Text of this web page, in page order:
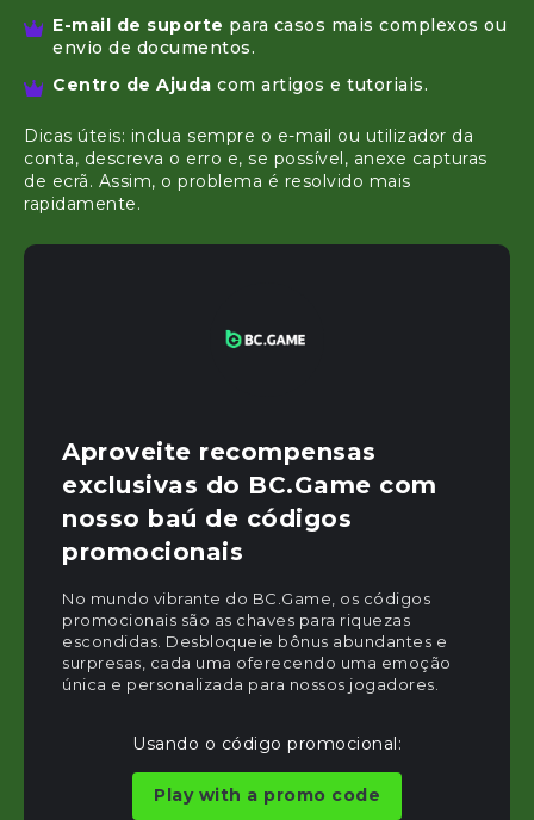
E-mail de suporte para casos mais complexos ou
envio de documentos.
Centro de Ajuda com artigos e tutoriais.
Dicas úteis: inclua sempre o e-mail ou utilizador da
conta, descreva o erro e, se possível, anexe capturas
de ecrã. Assim, o problema é resolvido mais
rapidamente.
Aproveite recompensas
exclusivas do BC.Game com
nosso baú de códigos
promocionais
No mundo vibrante do BC.Game, os códigos
promocionais são as chaves para riquezas
escondidas. Desbloqueie bônus abundantes e
surpresas, cada uma oferecendo uma emoção
única e personalizada para nossos jogadores.
Usando o código promocional:
Play with a promo code